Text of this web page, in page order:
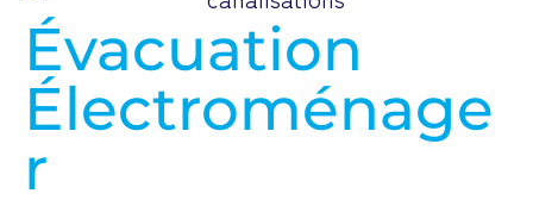
Évacuation
Électroménage
r